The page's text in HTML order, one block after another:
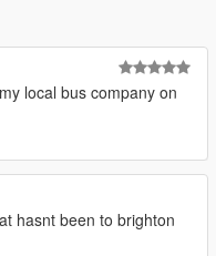
local bus company on
hasnt been to brighton